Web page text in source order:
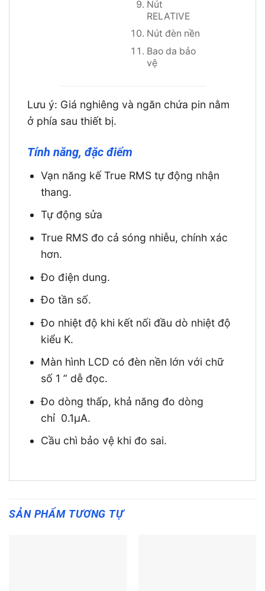
Nút
RELATIVE
Nút đèn nền
Bao da bảo
vệ
Lưu ý: Giá nghiêng và ngăn chứa pin nằm
ở phía sau thiết bị.
Tính năng, đặc điểm
Vạn năng kế True RMS tự động nhận
thang.
Tự động sửa
True RMS đo cả sóng nhiễu, chính xác
hơn.
Đo điện dung.
Đo tần số.
Đo nhiệt độ khi kết nối đầu dò nhiệt độ
kiểu K.
Màn hình LCD có đèn nền lớn với chữ
số 1 ” dễ đọc.
Đo dòng thấp, khả năng đo dòng
chỉ 0.1μA.
Cầu chì bảo vệ khi đo sai.
SẢN PHẨM TƯƠNG TỰ